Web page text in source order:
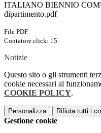
ITALIANO BIENNIO
dipartimento.pdf
File PDF
Contatore click: 15
Notizie
Questo sito o gli strumenti
cookie necessari al
COOKIE POLICY.
Personalizza Rifiuta tutti i
Gestione cookie